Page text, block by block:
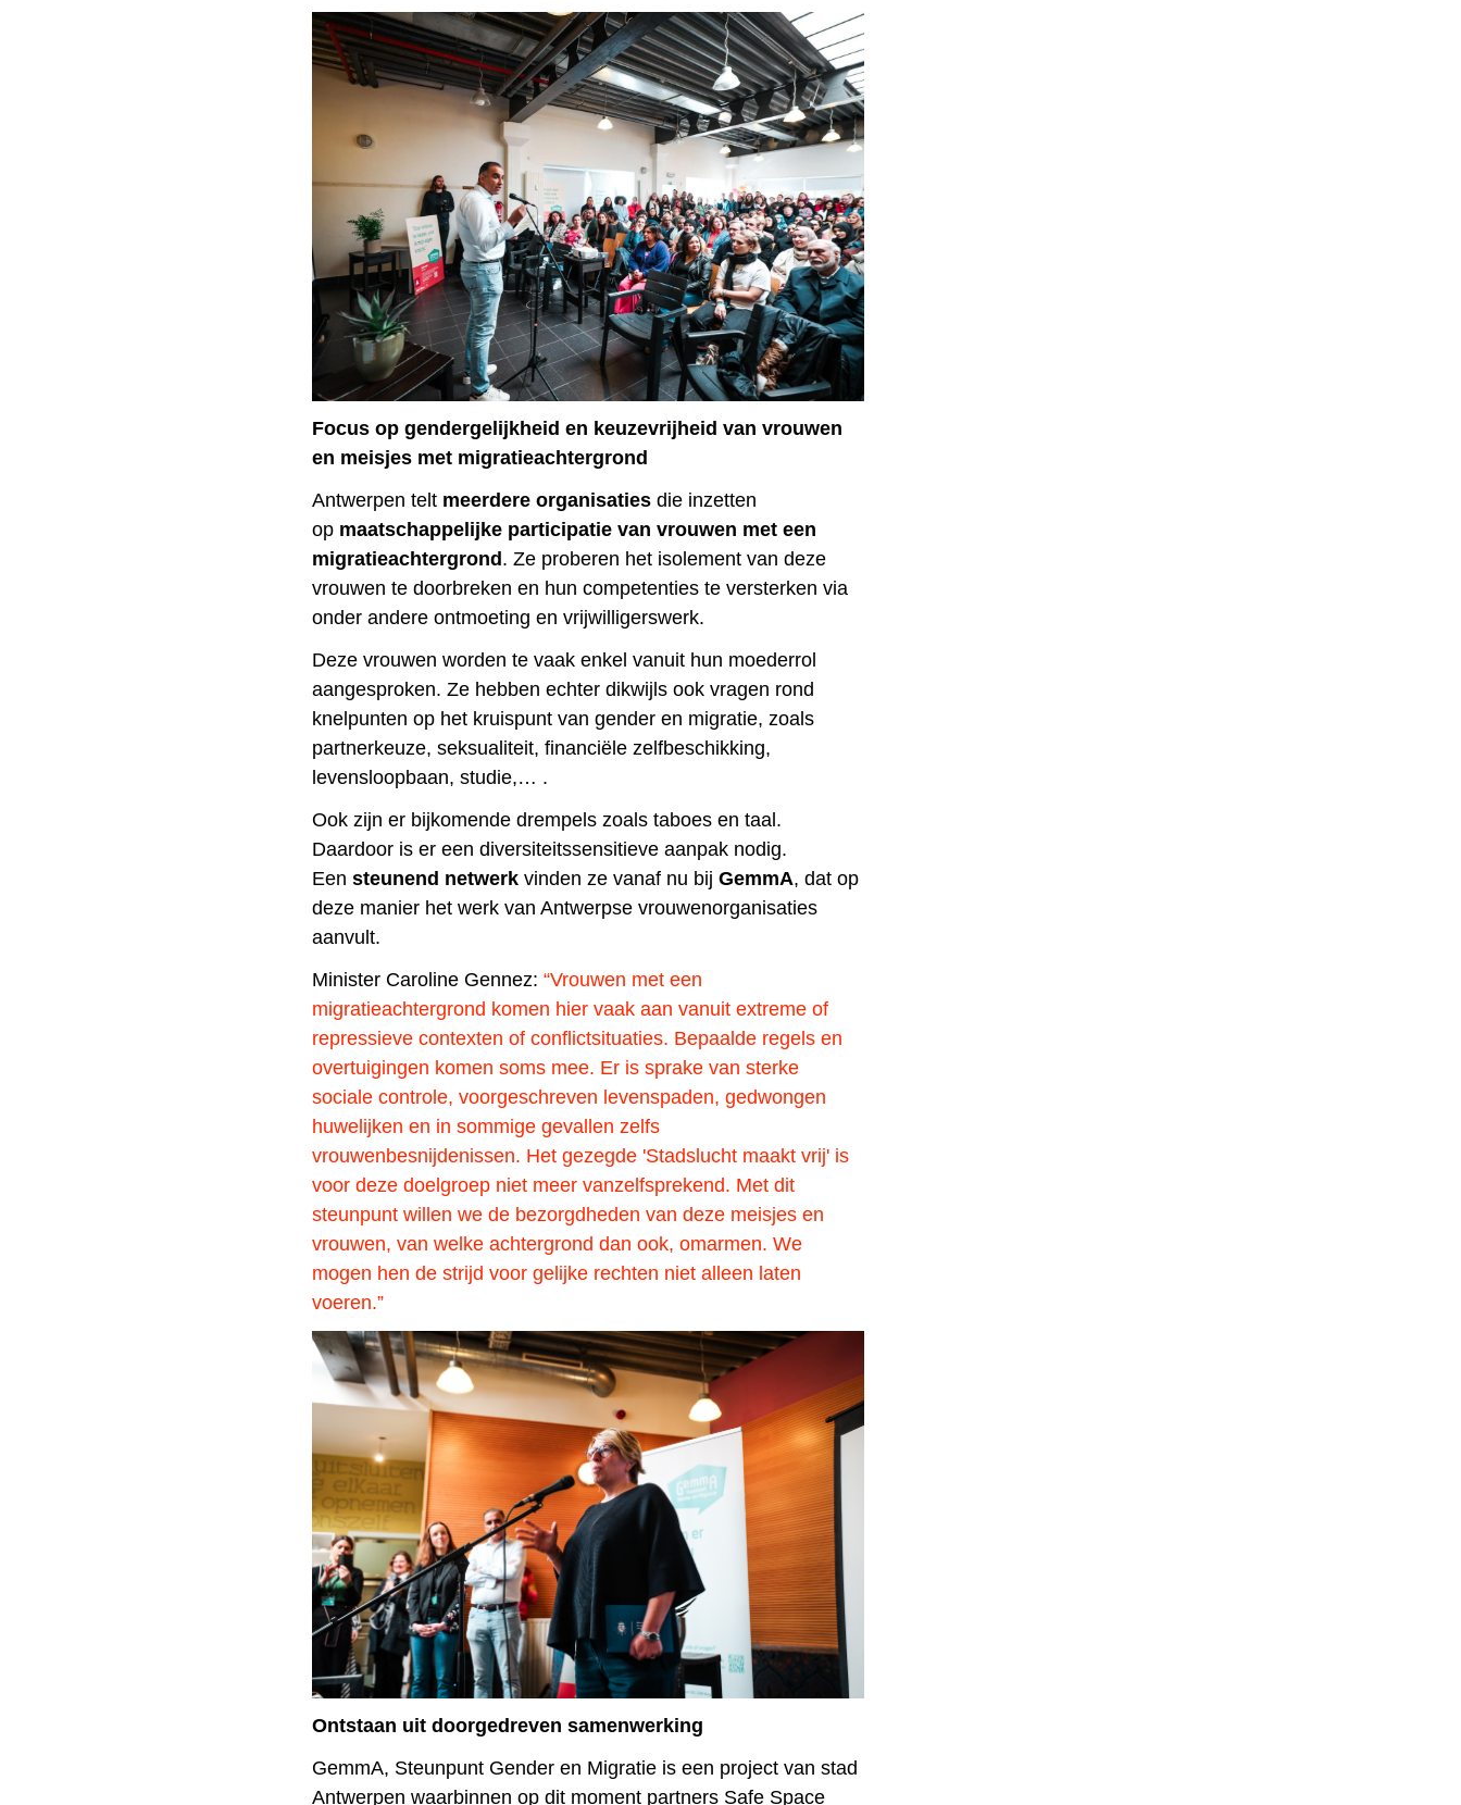
Focus op gendergelijkheid en keuzevrijheid van vrouwen
en meisjes met migratieachtergrond
Antwerpen telt meerdere organisaties die inzetten
op maatschappelijke participatie van vrouwen met een
migratieachtergrond. Ze proberen het isolement van deze
vrouwen te doorbreken en hun competenties te versterken via
onder andere ontmoeting en vrijwilligerswerk.
Deze vrouwen worden te vaak enkel vanuit hun moederrol
aangesproken. Ze hebben echter dikwijls ook vragen rond
knelpunten op het kruispunt van gender en migratie, zoals
partnerkeuze, seksualiteit, financiële zelfbeschikking,
levensloopbaan, studie,… .
Ook zijn er bijkomende drempels zoals taboes en taal.
Daardoor is er een diversiteitssensitieve aanpak nodig.
Een steunend netwerk vinden ze vanaf nu bij GemmA, dat op
deze manier het werk van Antwerpse vrouwenorganisaties
aanvult.
Minister Caroline Gennez:“Vrouwen met een
migratieachtergrond komen hier vaak aan vanuit extreme of
repressieve contexten of conflictsituaties. Bepaalde regels en
overtuigingen komen soms mee. Er is sprake van sterke
sociale controle, voorgeschreven levenspaden, gedwongen
huwelijken en in sommige gevallen zelfs
vrouwenbesnijdenissen. Het gezegde 'Stadslucht maakt vrij' is
voor deze doelgroep niet meer vanzelfsprekend. Met dit
steunpunt willen we de bezorgdheden van deze meisjes en
vrouwen, van welke achtergrond dan ook, omarmen. We
mogen hen de strijd voor gelijke rechten niet alleen laten
voeren.”
Ontstaan uit doorgedreven samenwerking
GemmA, Steunpunt Gender en Migratie is een project van stad
Antwerpen waarbinnen op dit moment partners Safe Space